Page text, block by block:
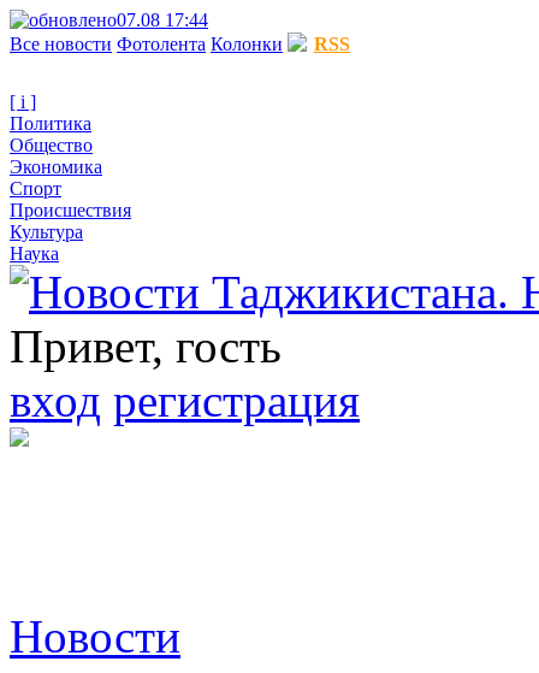
07.08 17:44
Все новости Фотолента Колонки RSS
[ i ]
Политика
Общество
Экономика
Спорт
Происшествия
Культура
Наука
Привет, гость
вход регистрация
Новости